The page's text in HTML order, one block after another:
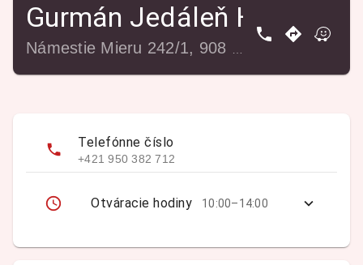
Gurmán Jedáleň Holíč
Telefónne číslo
+421 950 382 712
Otváracie hodiny 10:00–14:00